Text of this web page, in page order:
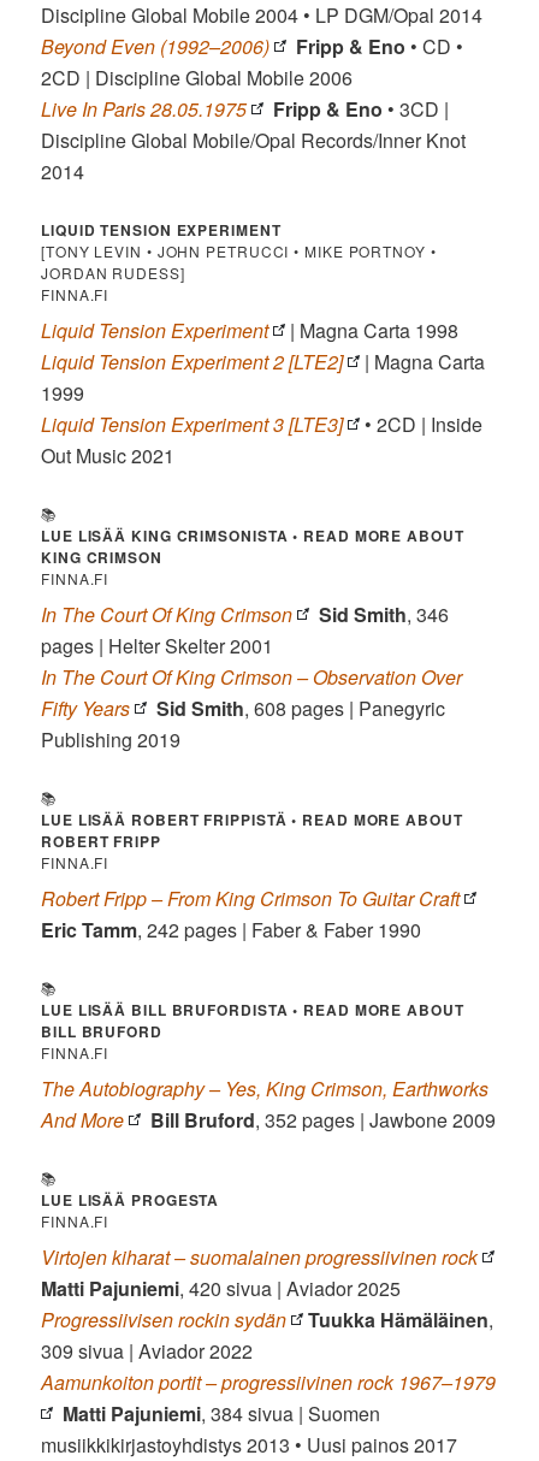
Discipline Global Mobile 2004 • LP DGM/Opal 2014
Beyond Even (1992–2006)
Fripp & Eno • CD •
2CD | Discipline Global Mobile 2006
Live In Paris 28.05.1975
Fripp & Eno • 3CD |
Discipline Global Mobile/Opal Records/Inner Knot
2014
LIQUID TENSION EXPERIMENT
[TONY LEVIN • JOHN PETRUCCI • MIKE PORTNOY •
JORDAN RUDESS]
FINNA.FI
Liquid Tension Experiment
| Magna Carta 1998
Liquid Tension Experiment 2 [LTE2]
| Magna Carta
1999
Liquid Tension Experiment 3 [LTE3]
• 2CD | Inside
Out Music 2021
📚
LUE LISÄÄ KING CRIMSONISTA • READ MORE ABOUT
KING CRIMSON
FINNA.FI
In The Court Of King Crimson Sid Smith, 346
pages | Helter Skelter 2001
In The Court Of King Crimson – Observation Over
Fifty Years
Sid Smith, 608 pages | Panegyric
Publishing 2019
📚
LUE LISÄÄ ROBERT FRIPPISTÄ • READ MORE ABOUT
ROBERT FRIPP
FINNA.FI
Robert Fripp – From King Crimson To Guitar Craft
Eric Tamm, 242 pages | Faber & Faber 1990
📚
LUE LISÄÄ BILL BRUFORDISTA • READ MORE ABOUT
BILL BRUFORD
FINNA.FI
The Autobiography – Yes, King Crimson, Earthworks
And More
Bill Bruford, 352 pages | Jawbone 2009
📚
LUE LISÄÄ PROGESTA
FINNA.FI
Virtojen kiharat – suomalainen progressiivinen rock
Matti Pajuniemi, 420 sivua | Aviador 2025
Progressiivisen rockin sydän
Tuukka Hämäläinen,
309 sivua | Aviador 2022
Aamunkoiton portit – progressiivinen rock 1967–1979
Matti Pajuniemi, 384 sivua | Suomen
musiikkikirjastoyhdistys 2013 • Uusi painos 2017